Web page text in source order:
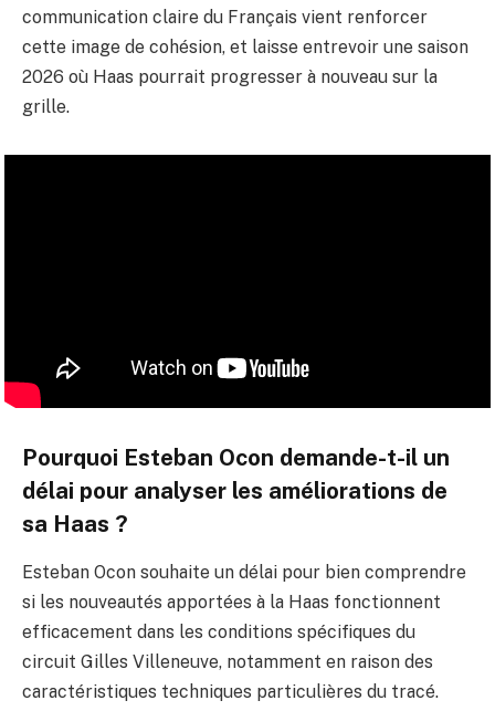
communication claire du Français vient renforcer
cette image de cohésion, et laisse entrevoir une saison
2026 où Haas pourrait progresser à nouveau sur la
grille.
Pourquoi Esteban Ocon demande-t-il un
délai pour analyser les améliorations de
sa Haas ?
Esteban Ocon souhaite un délai pour bien comprendre
si les nouveautés apportées à la Haas fonctionnent
efficacement dans les conditions spécifiques du
circuit Gilles Villeneuve, notamment en raison des
caractéristiques techniques particulières du tracé.